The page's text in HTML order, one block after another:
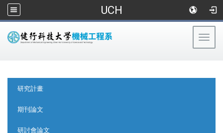
UCH
研究計畫
期刊論文
研討會論文